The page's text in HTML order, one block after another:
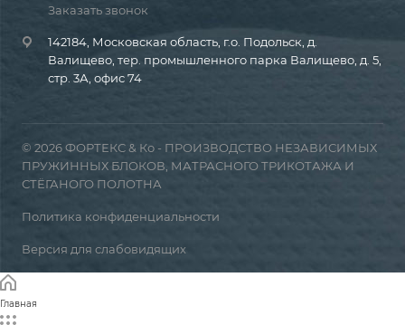
Заказать звонок
142184, Московская область, г.о. Подольск, д.
Валищево, тер. промышленного парка Валищево, д. 5,
стр. 3А, офис 74
© 2026 ФОРТЕКС & Ко - ПРОИЗВОДСТВО НЕЗАВИСИМЫХ
ПРУЖИННЫХ БЛОКОВ, МАТРАСНОГО ТРИКОТАЖА И
СТЁГАНОГО ПОЛОТНА
Политика конфиденциальности
Версия для слабовидящих
Главная